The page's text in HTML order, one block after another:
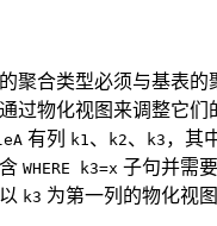
聚合类型必须与基表的
过物化视图来调整它们
有列 k1、 k2、 k3 ，其
WHERE k3=x 子句并需
k3 为第一列的物化视图